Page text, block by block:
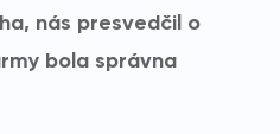
nás presvedčil o
bola správna